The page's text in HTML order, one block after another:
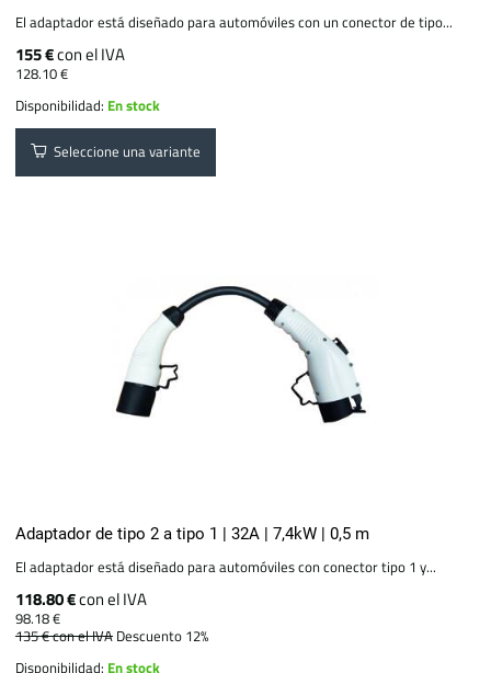
El adaptador está diseñado para automóviles con un conector de tipo...
155 €con el IVA
128.10 €
Disponibilidad: En stock
Seleccione una variante
Adaptador de tipo 2 a tipo 1 | 32A | 7,4kW | 0,5 m
El adaptador está diseñado para automóviles con conector tipo 1 y...
118.80 €con el IVA
98.18 €
135 €con el IVA Descuento 12%
Disponibilidad: En stock